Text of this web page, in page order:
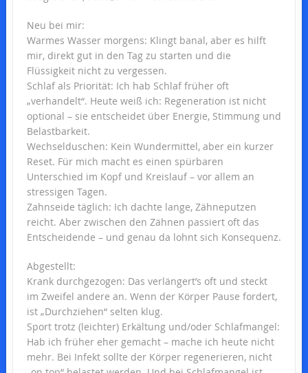
Neu bei mir:
Warmes Wasser morgens: Klingt banal, aber es hilft
mir, direkt gut in den Tag zu starten und die
Flüssigkeit nicht zu vergessen.
Schlaf als Priorität: Ich hab Schlaf früher oft
„verhandelt“. Heute weiß ich: Regeneration ist nicht
optional – sie entscheidet über Energie, Stimmung und
Belastbarkeit.
Wechselduschen: Kein Wundermittel, aber ein kurzer
Reset. Für mich macht es einen spürbaren
Unterschied im Kopf und Kreislauf – vor allem an
stressigen Tagen.
Zahnseide täglich: Ich dachte lange, Zähneputzen
reicht. Aber zwischen den Zähnen passiert oft das
Entscheidende – und genau da lohnt sich Konsequenz.
Abgestellt:
Krank durchgezogen: Das verlängert’s oft und steckt
im Zweifel andere an. Wenn der Körper Pause fordert,
ist „Durchziehen“ selten klug.
Sport trotz (leichter) Erkältung und/oder Schlafmangel:
Hab ich früher eher gemacht – mache ich heute nicht
mehr. Bei Infekt sollte der Körper regenerieren, nicht